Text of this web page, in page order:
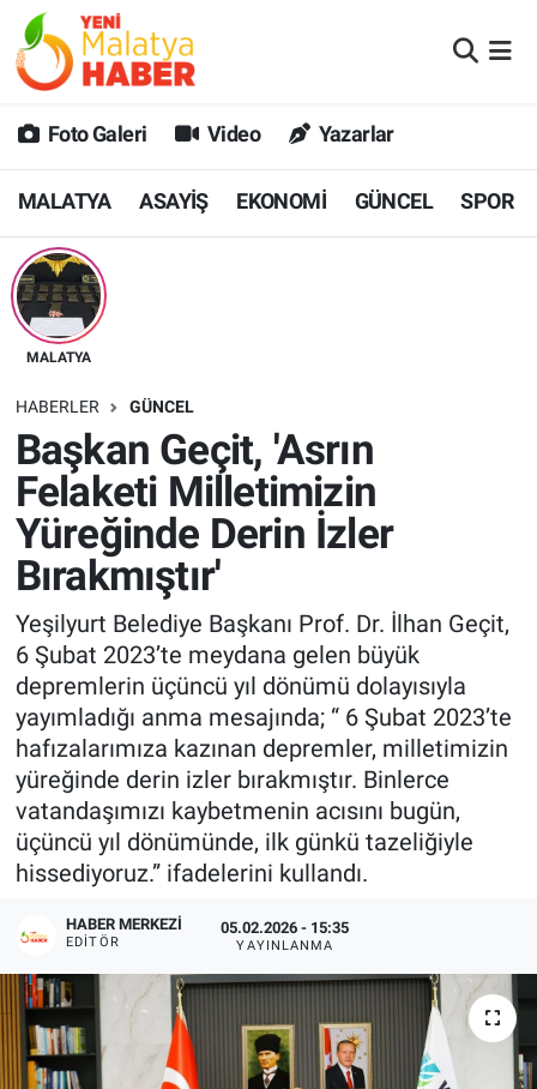
Foto Galeri Video Yazarlar
MALATYA ASAYİŞ EKONOMİ GÜNCEL SPOR
MALATYA
HABERLER GÜNCEL
Başkan Geçit, 'Asrın
Felaketi Milletimizin
Yüreğinde Derin İzler
Bırakmıştır'
Yeşilyurt Belediye Başkanı Prof. Dr. İlhan Geçit,
6 Şubat 2023’te meydana gelen büyük
depremlerin üçüncü yıl dönümü dolayısıyla
yayımladığı anma mesajında; “ 6 Şubat 2023’te
hafızalarımıza kazınan depremler, milletimizin
yüreğinde derin izler bırakmıştır. Binlerce
vatandaşımızı kaybetmenin acısını bugün,
üçüncü yıl dönümünde, ilk günkü tazeliğiyle
hissediyoruz.” ifadelerini kullandı.
HABER MERKEZI
EDITÖR
05.02.2026 - 15:35
YAYINLANMA
MALATYA
GÜNCEL
SPOR
SAĞLIK
DİĞER
EKONOMİ
Malatya Nöbetçi Eczaneler
MALATYA Namaz Vakitleri
Malatya Trafik Yoğunluk Haritası
Süper Lig Puan Durumu ve Fikstür
Tüm Manşetler
Son Dakika Haberleri
Haber Arşivi